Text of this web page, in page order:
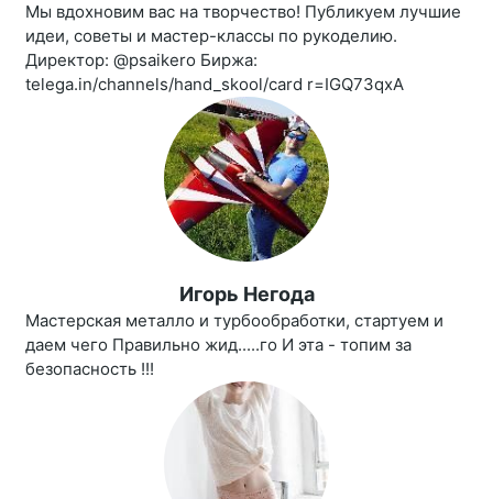
Мы вдохновим вас на творчество! Публикуем лучшие
идеи, советы и мастер-классы по рукоделию.
Директор: @psaikero Биржа:
telega.in/channels/hand_skool/card r=IGQ73qxA
Игорь Негода
Мастерская металло и турбообработки, стартуем и
даем чего Правильно жид.....го И эта - топим за
безопасность !!!